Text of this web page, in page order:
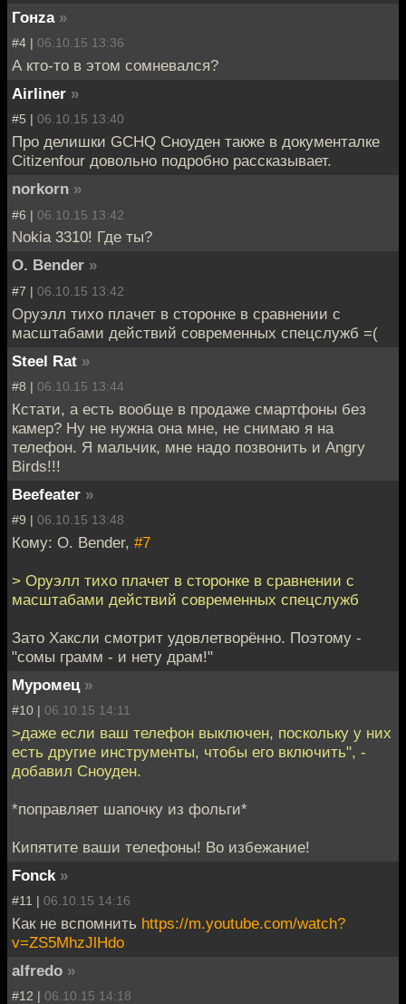
Гонzа »
#4 | 06.10.15 13:36
А кто-то в этом сомневался?
Airliner »
#5 | 06.10.15 13:40
Про делишки GCHQ Сноуден также в документалке
Citizenfour довольно подробно рассказывает.
norkorn »
#6 | 06.10.15 13:42
Nokia 3310! Где ты?
O. Bender »
#7 | 06.10.15 13:42
Оруэлл тихо плачет в сторонке в сравнении с
масштабами действий современных спецслужб =(
Steel Rat »
#8 | 06.10.15 13:44
Кстати, а есть вообще в продаже смартфоны без
камер? Ну не нужна она мне, не снимаю я на
телефон. Я мальчик, мне надо позвонить и Angry
Birds!!!
Beefeater »
#9 | 06.10.15 13:48
Кому: O. Bender, #7
> Оруэлл тихо плачет в сторонке в сравнении с
масштабами действий современных спецслужб
Зато Хаксли смотрит удовлетворённо. Поэтому -
"сомы грамм - и нету драм!"
Муромец »
#10 | 06.10.15 14:11
>даже если ваш телефон выключен, поскольку у них
есть другие инструменты, чтобы его включить", -
добавил Сноуден.
*поправляет шапочку из фольги*
Кипятите ваши телефоны! Во избежание!
Fonck »
#11 | 06.10.15 14:16
Как не вспомнить https://m.youtube.com/watch?
v=ZS5MhzJlHdo
alfredo »
#12 | 06.10.15 14:18